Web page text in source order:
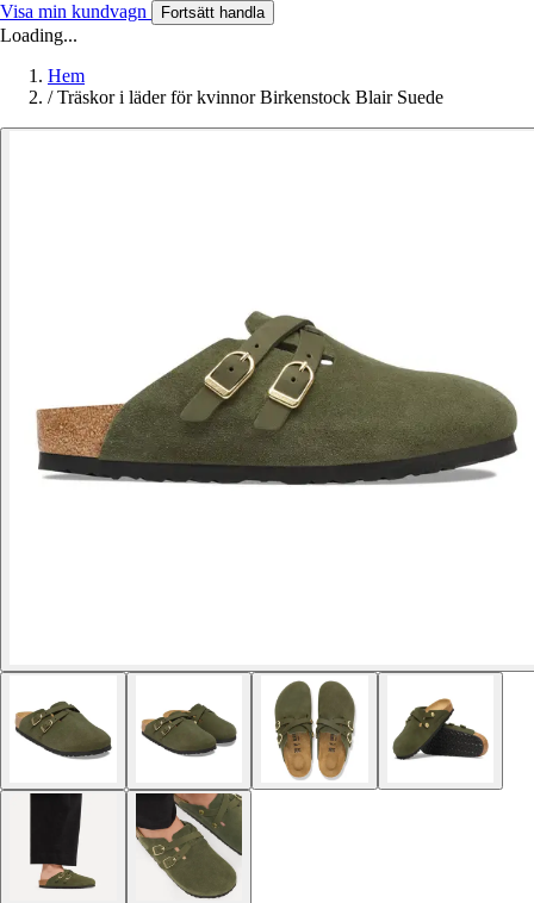
Visa min kundvagn Fortsätt handla
Loading...
Hem
/ Träskor i läder för kvinnor Birkenstock Blair Suede